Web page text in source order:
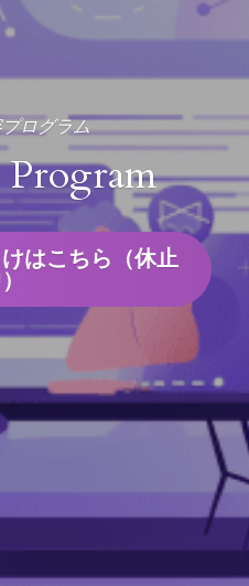
ログラム
はこちら（休止